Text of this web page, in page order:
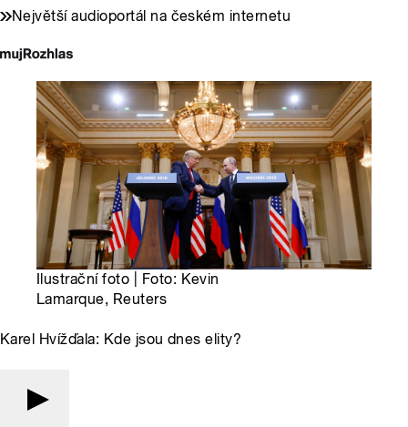
Největší audioportál na českém internetu
Ilustrační foto | Foto: Kevin
Lamarque, Reuters
Karel Hvížďala: Kde jsou dnes elity?